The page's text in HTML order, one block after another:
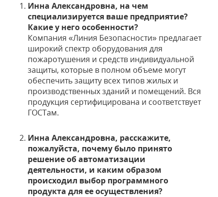
Инна Александровна, на чем
специализируется ваше предприятие?
Какие у него особенности?
Компания «Линия Безопасности» предлагает
широкий спектр оборудования для
пожаротушения и средств индивидуальной
защиты, которые в полном объеме могут
обеспечить защиту всех типов жилых и
производственных зданий и помещений. Вся
продукция сертифицирована и соответствует
ГОСТам.
Инна Александровна, расскажите,
пожалуйста, почему было принято
решение об автоматизации
деятельности, и каким образом
происходил выбор программного
продукта для ее осуществления?